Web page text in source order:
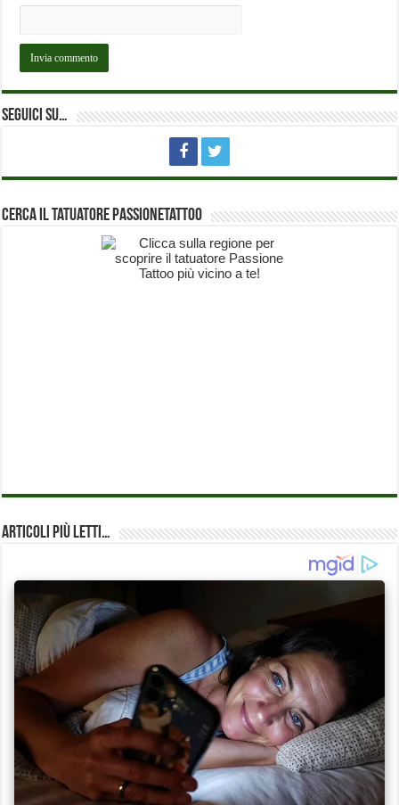
Seguici su…
Cerca il Tatuatore PassioneTattoo
Articoli più Letti…